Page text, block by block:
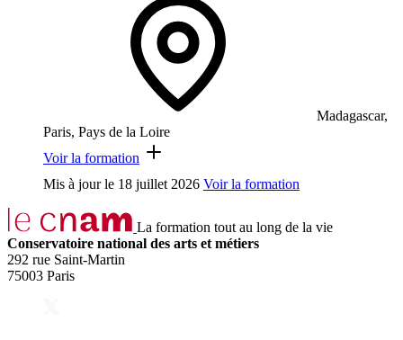
Madagascar,
Paris, Pays de la Loire
Voir la formation
Mis à jour le 18 juillet 2026 Voir la formation
La formation tout au long de la vie
Conservatoire national des arts et métiers
292 rue Saint-Martin
75003 Paris